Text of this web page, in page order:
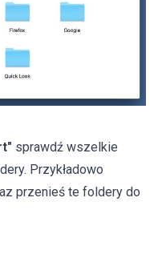
sprawdź wszelkie
Przykładowo
przenieś te foldery do